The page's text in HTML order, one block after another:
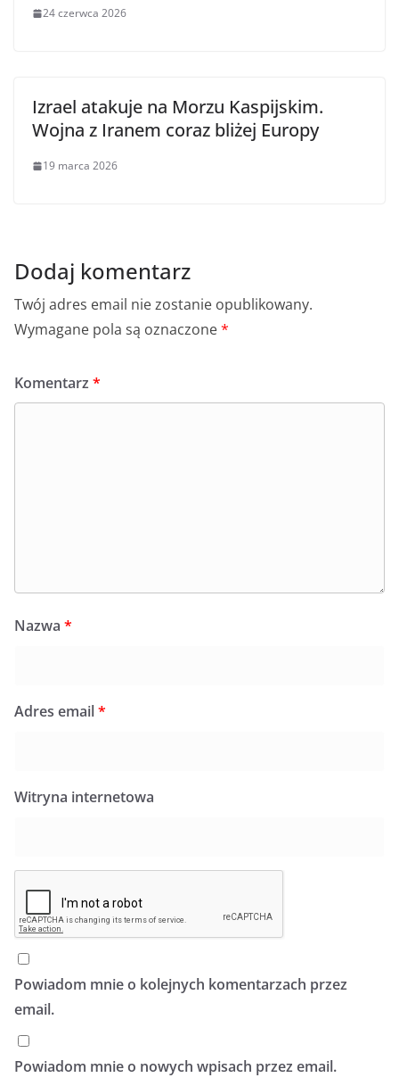
24 czerwca 2026
Izrael atakuje na Morzu Kaspijskim.
Wojna z Iranem coraz bliżej Europy
19 marca 2026
Dodaj komentarz
Twój adres email nie zostanie opublikowany.
Wymagane pola są oznaczone*
Komentarz *
Nazwa *
Adres email*
Witryna internetowa
Powiadom mnie o kolejnych komentarzach przez
email.
Powiadom mnie o nowych wpisach przez email.